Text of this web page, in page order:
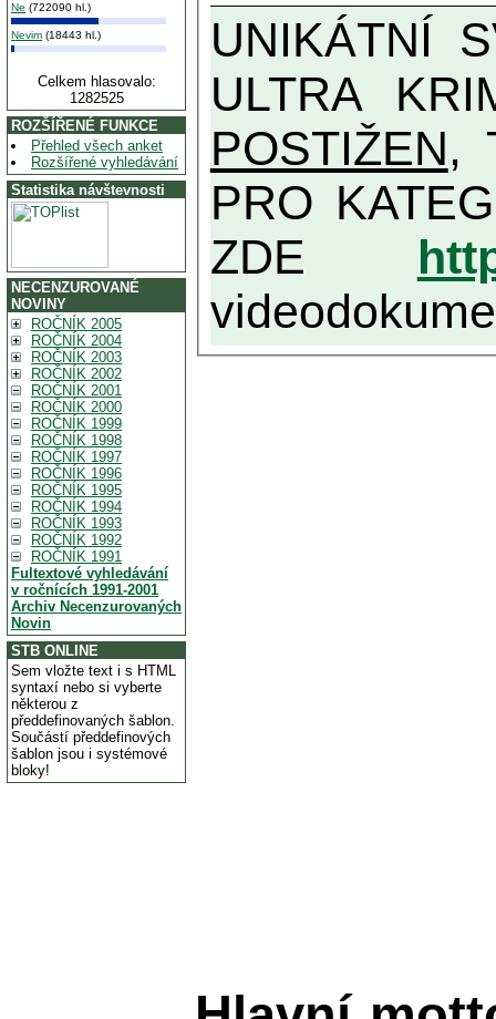
Ne (722090 hl.)
Nevim (18443 hl.)
Celkem hlasovalo:
1282525
ROZŠÍŘENÉ FUNKCE
Přehled všech anket
Rozšířené vyhledávání
Statistika návštevnosti
NECENZUROVANÉ
NOVINY
ROČNÍK 2005
ROČNÍK 2004
ROČNÍK 2003
ROČNÍK 2002
ROČNÍK 2001
ROČNÍK 2000
ROČNÍK 1999
ROČNÍK 1998
ROČNÍK 1997
ROČNÍK 1996
ROČNÍK 1995
ROČNÍK 1994
ROČNÍK 1993
ROČNÍK 1992
ROČNÍK 1991
Fultextové vyhledávání
v ročnících 1991-2001
Archiv Necenzurovaných
Novin
STB ONLINE
Sem vložte text i s HTML
syntaxí nebo si vyberte
některou z
předdefinovaných šablon.
Součástí předdefinových
šablon jsou i systémové
bloky!
UNIKÁTNÍ SVĚDECTVÍ ZE SOUČASNOSTI: PŘEDSEDA VLASTIZRÁDNÉ VLÁDY KGB MIMOŘÁDNĚ DETAILNĚ O
ULTRA
POSTIŽEN,
PRO KATEGORII TĚCH VŮBEC
ZDE